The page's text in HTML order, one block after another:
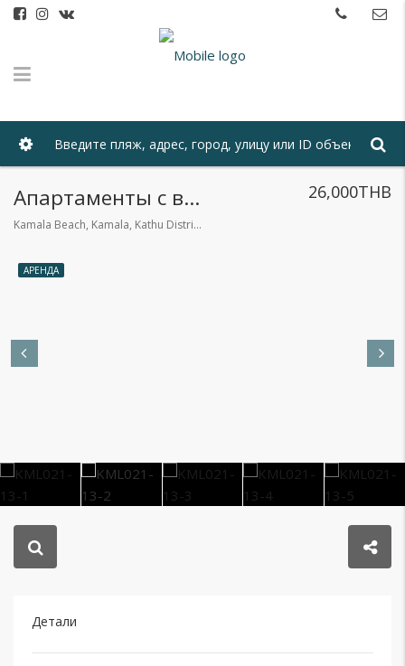
Апартаменты с видом на озеро. Камала
Kamala Beach, Kamala, Kathu District, Phuket 83120, Таиланд
26,000THB
АРЕНДА
Детали